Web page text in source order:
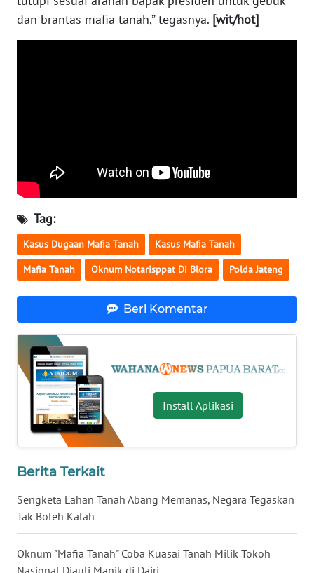
dan brantas mafia tanah,” tegasnya. [wit/hot]
Tag:
Kasus Dugaan Mafia Tanah Kasus Mafia Tanah
Mafia Tanah Oknum Notarisppat Di Blora Polda Jateng
Beri Komentar
Install Aplikasi
Berita Terkait
Sengketa Lahan Tanah Abang Memanas, Negara Tegaskan
Tak Boleh Kalah
Oknum "Mafia Tanah" Coba Kuasai Tanah Milik Tokoh
Nasional Djauli Manik di Dairi
NUSANTARA
WN
BALI
WN
KALBAR
KALTARA
WN
KALSEL
WN
WN
SULSEL
WN